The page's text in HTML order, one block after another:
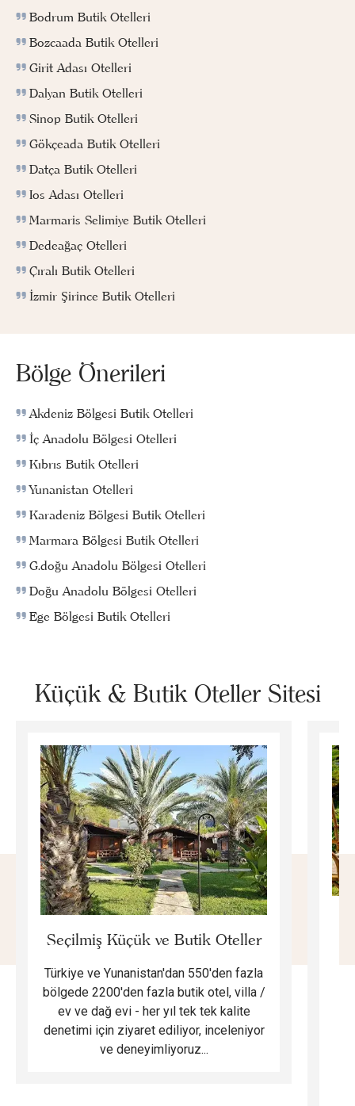
Bodrum Butik Otelleri
Bozcaada Butik Otelleri
Girit Adası Otelleri
Dalyan Butik Otelleri
Sinop Butik Otelleri
Gökçeada Butik Otelleri
Datça Butik Otelleri
Ios Adası Otelleri
Marmaris Selimiye Butik Otelleri
Dedeağaç Otelleri
Çıralı Butik Otelleri
İzmir Şirince Butik Otelleri
Bölge Önerileri
Akdeniz Bölgesi Butik Otelleri
İç Anadolu Bölgesi Otelleri
Kıbrıs Butik Otelleri
Yunanistan Otelleri
Karadeniz Bölgesi Butik Otelleri
Marmara Bölgesi Butik Otelleri
G.doğu Anadolu Bölgesi Otelleri
Doğu Anadolu Bölgesi Otelleri
Ege Bölgesi Butik Otelleri
Küçük & Butik Oteller Sitesi
Seçilmiş Küçük ve Butik Oteller
Türkiye ve Yunanistan'dan 550'den fazla
bölgede 2200'den fazla butik otel, villa /
ev ve dağ evi - her yıl tek tek kalite
denetimi için ziyaret ediliyor, inceleniyor
ve deneyimliyoruz...